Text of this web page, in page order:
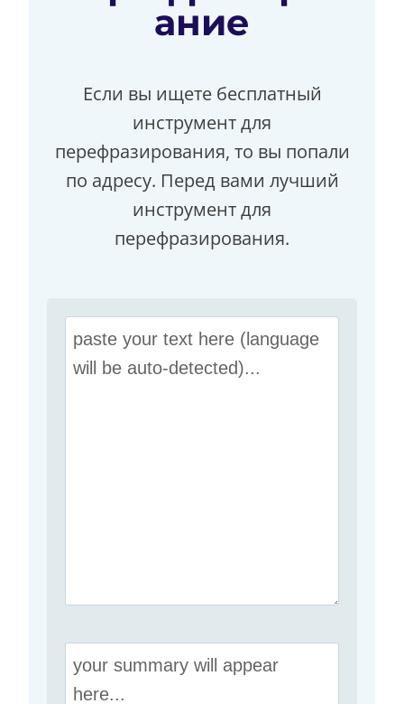
ание
Если вы ищете бесплатный
инструмент для
перефразирования, то вы попали
по адресу. Перед вами лучший
инструмент для
перефразирования.